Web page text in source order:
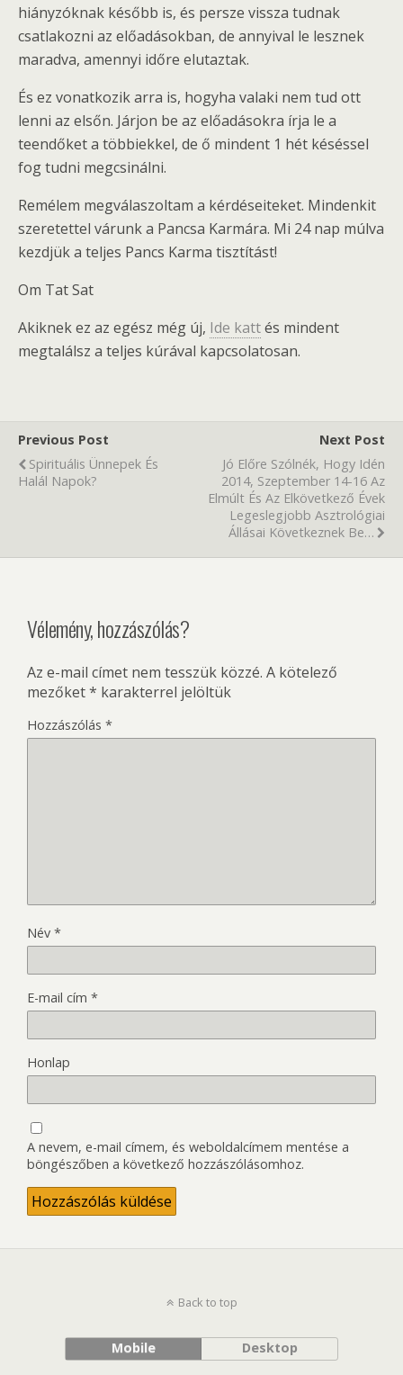
hiányzóknak később is, és persze vissza tudnak
csatlakozni az előadásokban, de annyival le lesznek
maradva, amennyi időre elutaztak.
És ez vonatkozik arra is, hogyha valaki nem tud ott
lenni az elsőn. Járjon be az előadásokra írja le a
teendőket a többiekkel, de ő mindent 1 hét késéssel
fog tudni megcsinálni.
Remélem megválaszoltam a kérdéseiteket. Mindenkit
szeretettel várunk a Pancsa Karmára. Mi 24 nap múlva
kezdjük a teljes Pancs Karma tisztítást!
Om Tat Sat
Akiknek ez az egész még új, Ide kattés mindent
megtalálsz a teljes kúrával kapcsolatosan.
Previous Post
Spirituális Ünnepek És
Halál Napok?
Next Post
Jó Előre Szólnék, Hogy Idén
2014, Szeptember 14-16 Az
Elmúlt És Az Elkövetkező Évek
Legeslegjobb Asztrológiai
Állásai Következnek Be…
Vélemény, hozzászólás?
Az e-mail címet nem tesszük közzé. A kötelező
mezőket* karakterrel jelöltük
Hozzászólás *
Név *
E-mail cím *
Honlap
A nevem, e-mail címem, és weboldalcímem mentése a
böngészőben a következő hozzászólásomhoz.
Back to top
Mobile Desktop